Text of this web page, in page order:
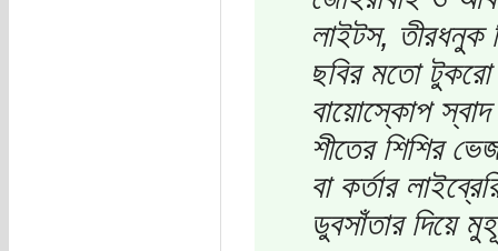
লাইটস, তীরধনুক
ছবির মতো
বায়োস্কোপ
শীতের শিশির
বা কর্তার
ডুবসাঁতার দিয়ে